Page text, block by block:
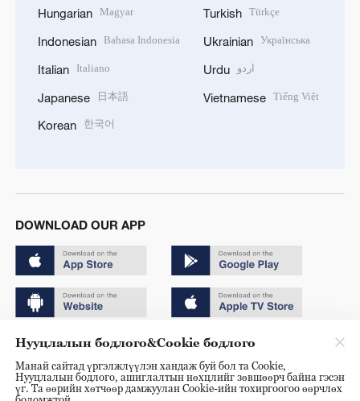
Hungarian Magyar
Indonesian Bahasa Indonesia
Italian Italiano
Japanese 日本語
Korean 한국어
Turkish Türkçe
Ukrainian Українська
Urdu اردو
Vietnamese Tiếng Việt
DOWNLOAD OUR APP
Copyright © 2024 CGTN.
京ICP备20000184号
京公网安备 11010502050052号
Нууцлалын бодлого&Cookie бодлого
Манай сайтад үргэлжлүүлэн хандаж буй бол та Cookie,
Нууцлалын бодлого, ашиглалтын нөхцлийг зөвшөөрч байна гэсэн
үг. Та өөрийн хөтчөөр дамжуулан Cookie-ийн тохиргоогоо өөрчлөх